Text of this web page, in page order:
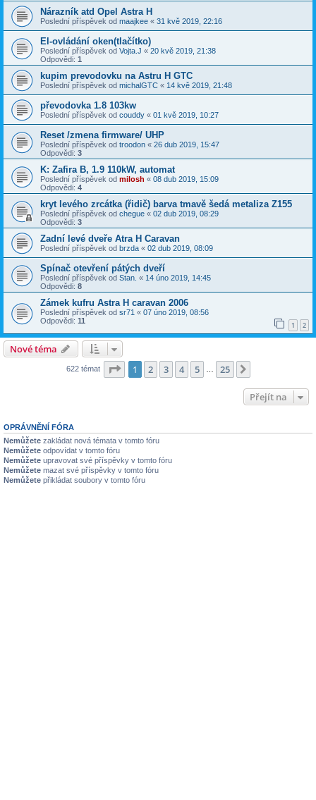
Nárazník atd Opel Astra H
Poslední příspěvek od maajkee « 31 kvě 2019, 22:16
El-ovládání oken(tlačítko)
Poslední příspěvek od Vojta.J « 20 kvě 2019, 21:38
Odpovědi: 1
kupim prevodovku na Astru H GTC
Poslední příspěvek od michalGTC « 14 kvě 2019, 21:48
převodovka 1.8 103kw
Poslední příspěvek od couddy « 01 kvě 2019, 10:27
Reset /zmena firmware/ UHP
Poslední příspěvek od troodon « 26 dub 2019, 15:47
Odpovědi: 3
K: Zafira B, 1.9 110kW, automat
Poslední příspěvek od milosh « 08 dub 2019, 15:09
Odpovědi: 4
kryt levého zrcátka (řidič) barva tmavě šedá metaliza Z155
Poslední příspěvek od chegue « 02 dub 2019, 08:29
Odpovědi: 3
Zadní levé dveře Atra H Caravan
Poslední příspěvek od brzda « 02 dub 2019, 08:09
Spínač otevření pátých dveří
Poslední příspěvek od Stan. « 14 úno 2019, 14:45
Odpovědi: 8
Zámek kufru Astra H caravan 2006
Poslední příspěvek od sr71 « 07 úno 2019, 08:56
Odpovědi: 11 1 2
Nové téma
622 témat Stránka z 25
1 2 3 4 5 25
Přejít na
OPRÁVNĚNÍ FÓRA
Nemůžete zakládat nová témata v tomto fóru
Nemůžete odpovídat v tomto fóru
Nemůžete upravovat své příspěvky v tomto fóru
Nemůžete mazat své příspěvky v tomto fóru
Nemůžete přikládat soubory v tomto fóru